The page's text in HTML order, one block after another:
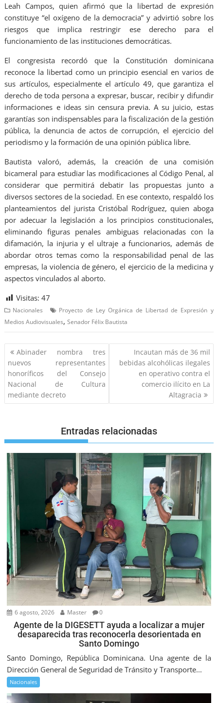
Leah Campos, quien afirmó que la libertad de expresión
constituye “el oxígeno de la democracia” y advirtió sobre los
riesgos que implica restringir ese derecho para el
funcionamiento de las instituciones democráticas.
El congresista recordó que la Constitución dominicana
reconoce la libertad como un principio esencial en varios de
sus artículos, especialmente el artículo 49, que garantiza el
derecho de toda persona a expresar, buscar, recibir y difundir
informaciones e ideas sin censura previa. A su juicio, estas
garantías son indispensables para la fiscalización de la gestión
pública, la denuncia de actos de corrupción, el ejercicio del
periodismo y la formación de una opinión pública libre.
Bautista valoró, además, la creación de una comisión
bicameral para estudiar las modificaciones al Código Penal, al
considerar que permitirá debatir las propuestas junto a
diversos sectores de la sociedad. En ese contexto, respaldó los
planteamientos del jurista Cristóbal Rodríguez, quien aboga
por adecuar la legislación a los principios constitucionales,
eliminando figuras penales ambiguas relacionadas con la
difamación, la injuria y el ultraje a funcionarios, además de
abordar otros temas como la responsabilidad penal de las
empresas, la violencia de género, el ejercicio de la medicina y
aspectos vinculados al aborto.
Visitas: 47
Nacionales
Proyecto de Ley Orgánica de Libertad de Expresión y
Medios Audiovisuales,Senador Félix Bautista
Abinader nombra tres
nuevos representantes
honoríficos del Consejo
Nacional de Cultura
mediante decreto
Incautan más de 36 mil
bebidas alcohólicas ilegales
en operativo contra el
comercio ilícito en La
Altagracia
Entradas relacionadas
6 agosto, 2026 Master 0
Agente de la DIGESETT ayuda a localizar a mujer
desaparecida tras reconocerla desorientada en
Santo Domingo
Santo Domingo, República Dominicana. Una agente de la
Dirección General de Seguridad de Tránsito y Transporte...
Nacionales